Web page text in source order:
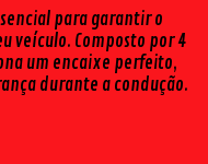
para garantir o
veículo. Composto por 4
um encaixe perfeito,
durante a condução.